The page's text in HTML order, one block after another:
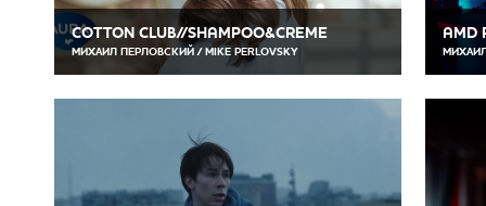
COTTON CLUB//SHAMPOO&CREME
МИХАИЛ ПЕРЛОВСКИЙ / MIKE PERLOVSKY
AMD
МИХАИЛ